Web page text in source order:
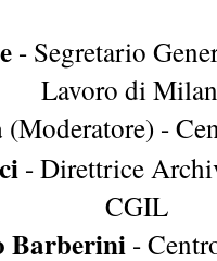
- Segretario
Lavoro di
(Moderatore) -
- Direttrice
CGIL
Barberini -